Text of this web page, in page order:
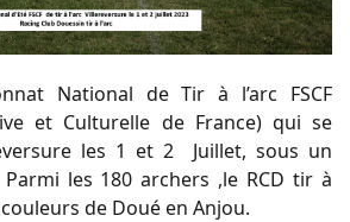
National de Tir à l’arc FSCF
et Culturelle de France) qui se
les 1 et 2 Juillet, sous un
les 180 archers ,le RCD tir à
de Doué en Anjou.